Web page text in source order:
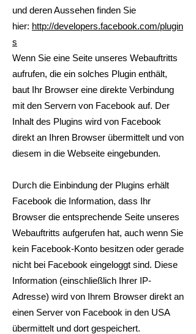
und deren Aussehen finden Sie
hier: http://developers.facebook.com/plugin
s
Wenn Sie eine Seite unseres Webauftritts
aufrufen, die ein solches Plugin enthält,
baut Ihr Browser eine direkte Verbindung
mit den Servern von Facebook auf. Der
Inhalt des Plugins wird von Facebook
direkt an Ihren Browser übermittelt und von
diesem in die Webseite eingebunden.
Durch die Einbindung der Plugins erhält
Facebook die Information, dass Ihr
Browser die entsprechende Seite unseres
Webauftritts aufgerufen hat, auch wenn Sie
kein Facebook-Konto besitzen oder gerade
nicht bei Facebook eingeloggt sind. Diese
Information (einschließlich Ihrer IP-
Adresse) wird von Ihrem Browser direkt an
einen Server von Facebook in den USA
übermittelt und dort gespeichert.